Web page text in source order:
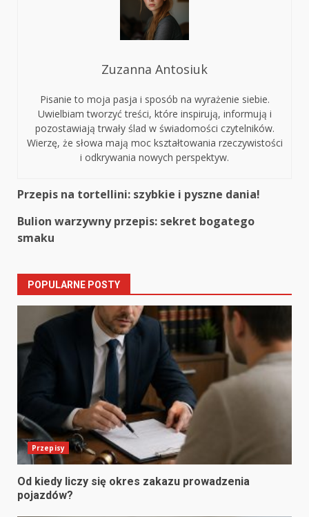
Zuzanna Antosiuk
Pisanie to moja pasja i sposób na wyrażenie siebie.
Uwielbiam tworzyć treści, które inspirują, informują i
pozostawiają trwały ślad w świadomości czytelników.
Wierzę, że słowa mają moc kształtowania rzeczywistości
i odkrywania nowych perspektyw.
Continue
Reading
Przepis na tortellini: szybkie i pyszne dania!
Bulion warzywny przepis: sekret bogatego
smaku
POPULARNE POSTY
Przepisy
Od kiedy liczy się okres zakazu prowadzenia
pojazdów?